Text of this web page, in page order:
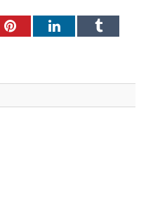
PinterestLinkedInTumblr